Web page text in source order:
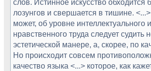
слов. Истинное искусство обходится
лозунгов и свершается в тишине.
может, об уровне интеллектуального и
нравственного труда следует судить
эстетической манере, а, скорее, по
Но происходит совсем
качество языка <...> которое, как